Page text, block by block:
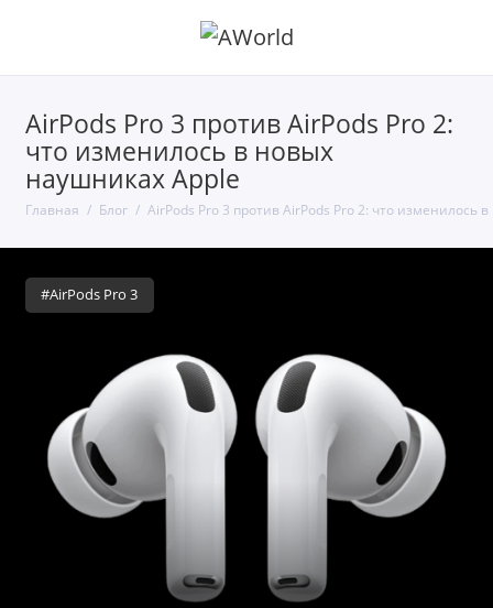
AirPods Pro 3 против AirPods Pro 2:
что изменилось в новых
наушниках Apple
Главная Блог AirPods Pro 3 против AirPods Pro 2: что изменилось
#AirPods Pro 3